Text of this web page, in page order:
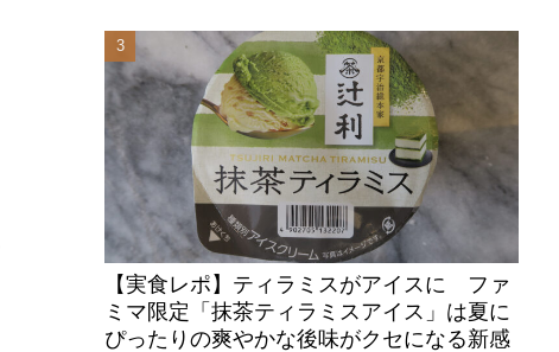
【実食レポ】ティラミスがアイスに ファ
ミマ限定「抹茶ティラミスアイス」は夏に
ぴったりの爽やかな後味がクセになる新感